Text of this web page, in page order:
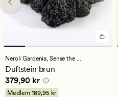
Neroli Gardenia, Sense the Moment
Duftstein brun
Pris 379,90 kr
379,90 kr
Medlem 189,95 kr